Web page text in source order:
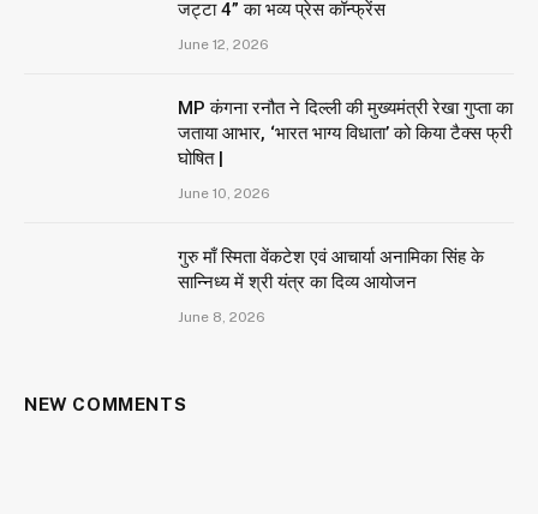
जट्टा 4” का भव्य प्रेस कॉन्फ्रेंस
June 12, 2026
MP कंगना रनौत ने दिल्ली की मुख्यमंत्री रेखा गुप्ता का
जताया आभार, ‘भारत भाग्य विधाता’ को किया टैक्स फ्री
घोषित |
June 10, 2026
गुरु माँ स्मिता वेंकटेश एवं आचार्या अनामिका सिंह के
सान्निध्य में श्री यंत्र का दिव्य आयोजन
June 8, 2026
NEW COMMENTS